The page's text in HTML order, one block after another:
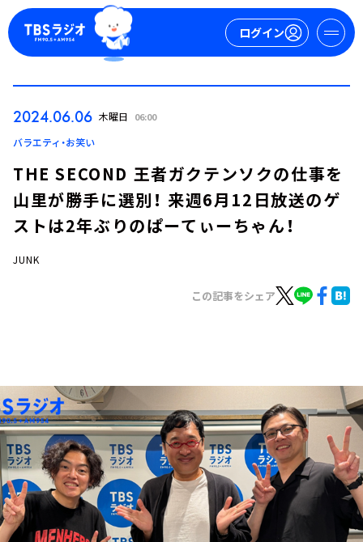
ログイン
ログイン
イベント・グッズ
YouTube
会社情報
2024.06.06 木曜日 06:00
バラエティ・お笑い
THE SECOND 王者ガクテンソクの仕事を
山里が勝手に選別！ 来週6月12日放送のゲ
ストは2年ぶりのぱーてぃーちゃん！
JUNK
この記事をシェア